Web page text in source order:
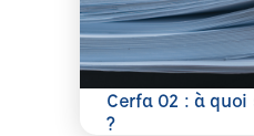
Cerfa 02 : à
?
En savoir plus